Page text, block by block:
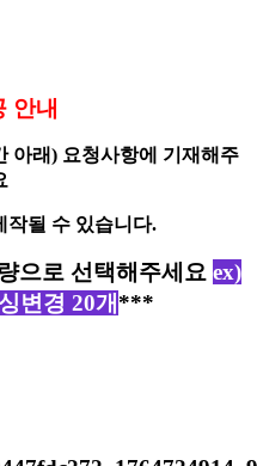
안내
아래) 요청사항에 기재해주
작될 수 있습니다.
으로 선택해주세요 ex)
변경 20개 ***